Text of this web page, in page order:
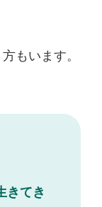
もいます。
きてき